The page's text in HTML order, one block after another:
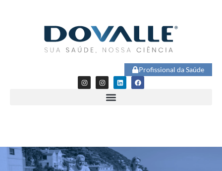
Profissional da Saúde